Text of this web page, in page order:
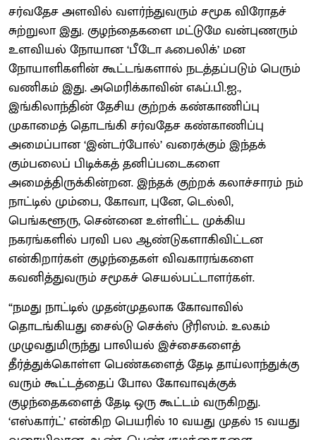
சர்வதேச அளவில் வளர்ந்துவரும் சமூக விரோதச்
சுற்றுலா இது. குழந்தைகளை மட்டுமே வன்புணரும்
உளவியல் நோயான ‘பீடோ ஃபைலிக்’ மன
நோயாளிகளின் கூட்டங்களால் நடத்தப்படும் பெரும்
வணிகம் இது. அமெரிக்காவின் எஃப்.பி.ஐ.,
இங்கிலாந்தின் தேசிய குற்றக் கண்காணிப்பு
முகாமைத் தொடங்கி சர்வதேச கண்காணிப்பு
அமைப்பான ‘இன்டர்போல்’ வரைக்கும் இந்தக்
கும்பலைப் பிடிக்கத் தனிப்படைகளை
அமைத்திருக்கின்றன. இந்தக் குற்றக் கலாச்சாரம் நம்
நாட்டில் மும்பை, கோவா, புனே, டெல்லி,
பெங்களூரு, சென்னை உள்ளிட்ட முக்கிய
நகரங்களில் பரவி பல ஆண்டுகளாகிவிட்டன
என்கிறார்கள் குழந்தைகள் விவகாரங்களை
கவனித்துவரும் சமூகச் செயல்பட்டாளர்கள்.
“நமது நாட்டில் முதன்முதலாக கோவாவில்
தொடங்கியது சைல்டு செக்ஸ் டூரிஸம். உலகம்
முழுவதுமிருந்து பாலியல் இச்சைகளைத்
தீர்த்துக்கொள்ள பெண்களைத் தேடி தாய்லாந்துக்கு
வரும் கூட்டத்தைப் போல கோவாவுக்குக்
குழந்தைகளைத் தேடி ஒரு கூட்டம் வருகிறது.
‘எஸ்கார்ட்’ என்கிற பெயரில் 10 வயது முதல் 15 வயது